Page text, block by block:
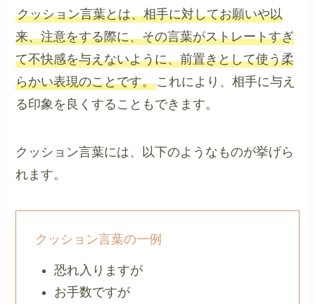
クッション言葉とは、相手に対してお願いや以
来、注意をする際に、その言葉がストレートすぎ
て不快感を与えないように、前置きとして使う柔
らかい表現のことです。これにより、相手に与え
る印象を良くすることもできます。
クッション言葉には、以下のようなものが挙げら
れます。
クッション言葉の一例
恐れ入りますが
お手数ですが